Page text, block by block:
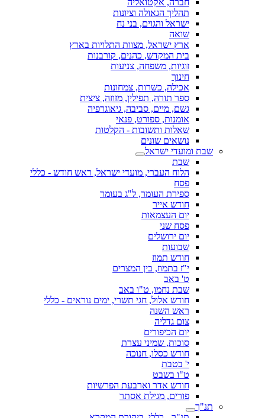
חברה, אקטואליה
תהליך הגאולה וציונות
ישראל והגוים, בני נח
שואה
ארץ ישראל, מצוות התלויות בארץ
בית המקדש, כהנים, קורבנות
זוגיות, משפחה, צניעות
חינוך
אכילה, כשרות, צמחונות
ספר תורה, תפילין, מזוזה, ציצית
גשם, מיים, סביבה, גיאוגרפיה
אומנות, ספורט, פנאי
שאלות ותשובות - הקלטות
נושאים שונים
שבת ומועדי ישראל
שבת
הלוח העברי, מועדי ישראל, ראש חודש - כללי
פסח
ספירת העומר, ל"ג בעומר
חודש אייר
יום העצמאות
פסח שני
יום ירושלים
שבועות
חודש תמוז
י"ז בתמוז, בין המצרים
ט' באב
שבת נחמו, ט"ו באב
חודש אלול, חגי תשרי, ימים נוראים - כללי
ראש השנה
צום גדליה
יום הכיפורים
סוכות, שמיני עצרת
חודש כסלו, חנוכה
י' בטבת
ט"ו בשבט
חודש אדר וארבעת הפרשיות
פורים, מגילת אסתר
תנ"ך